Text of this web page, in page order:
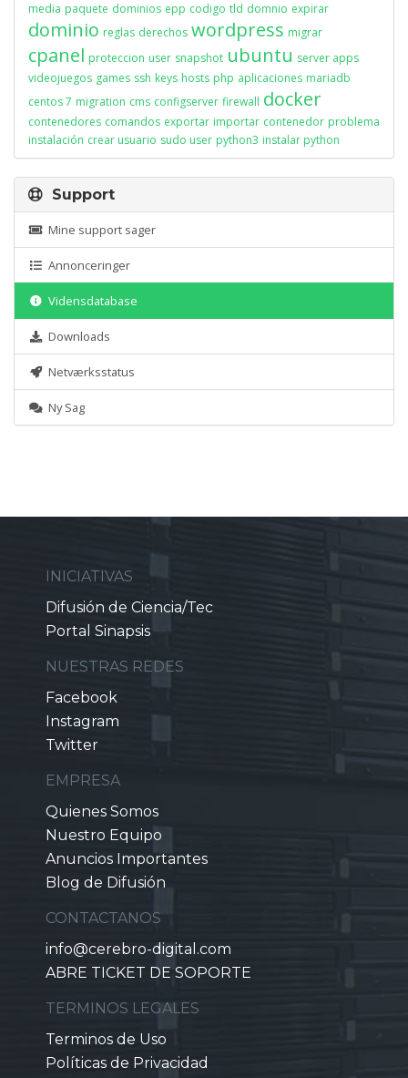
media paquete dominios epp codigo tld domnio expirar
dominio reglas derechos wordpress migrar
cpanel proteccion user snapshot ubuntu server apps
videojuegos games ssh keys hosts php aplicaciones mariadb
centos 7 migration cms configserver firewall docker
contenedores comandos exportar importar contenedor problema
instalación crear usuario sudo user python3 instalar python
Support
Mine support sager
Annonceringer
Vidensdatabase
Downloads
Netværksstatus
Ny Sag
INICIATIVAS
Difusión de Ciencia/Tec
Portal Sinapsis
NUESTRAS REDES
Facebook
Instagram
Twitter
EMPRESA
Quienes Somos
Nuestro Equipo
Anuncios Importantes
Blog de Difusión
CONTACTANOS
info@cerebro-digital.com
ABRE TICKET DE SOPORTE
TERMINOS LEGALES
Terminos de Uso
Políticas de Privacidad